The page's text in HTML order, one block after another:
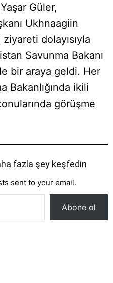
Güler,
Ukhnaagiin
dolayısıyla
Savunma Bakanı
bir araya geldi. Her
Bakanlığında ikili
görüşme
fazla şey keşfedin
sent to your email.
Abone ol